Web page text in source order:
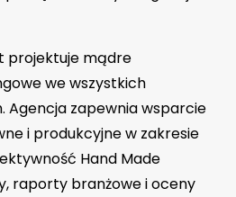
projektuje mądre
we wszystkich
Agencja zapewnia wsparcie
i produkcyjne w zakresie
Hand Made
raporty branżowe i oceny